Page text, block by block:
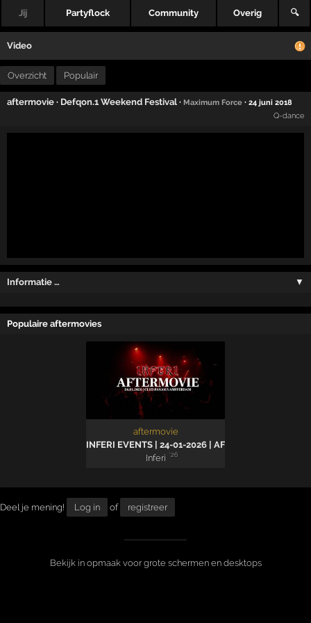
Jij Partyflock Community Overig 🔍
Video
Overzicht Populair
aftermovie · Defqon.1 Weekend Festival ·Maximum Force ·24 juni 2018
Q-dance
Informatie … ▼
Populaire aftermovies
aftermovie
INFERI EVENTS | 24-01-2026 | AFTERMOVIE
Inferi
'26
Deel je mening! Log in of registreer
Bekijk in opmaak voor grote schermen en desktops